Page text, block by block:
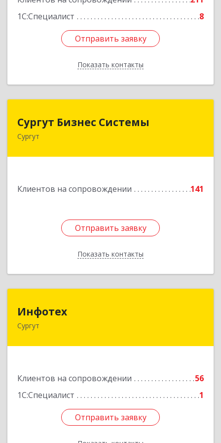
1С:Специалист
8
Отправить заявку
Показать контакты
Отправить заявку
Назад
Сургут Бизнес Системы
Сургут
Клиентов на сопровождении 141
Отправить заявку
Показать контакты
628406, Ханты-Мансийский Автономный округ
Подробнее
Отправить заявку
Назад
Инфотех
Сургут
Клиентов на сопровождении
56
1С:Специалист
1
Отправить заявку
628400, Ханты-Мансийский Автономный округ
Отправить заявку